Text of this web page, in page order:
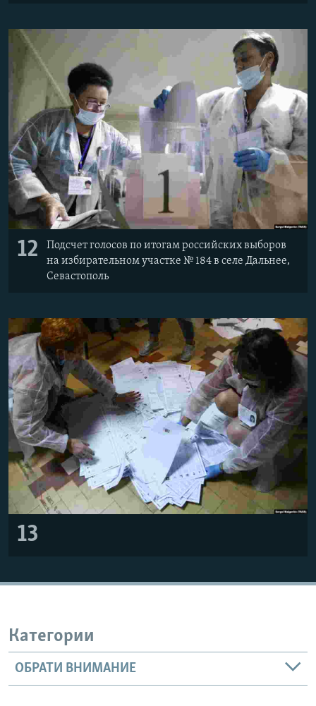
12
Подсчет голосов по итогам российских выборов
на избирательном участке № 184 в селе Дальнее,
Севастополь
13
Категории
ОБРАТИ ВНИМАНИЕ